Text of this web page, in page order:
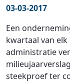
03-03-2017
Een
kwartaal van
administratie
steekproef ter